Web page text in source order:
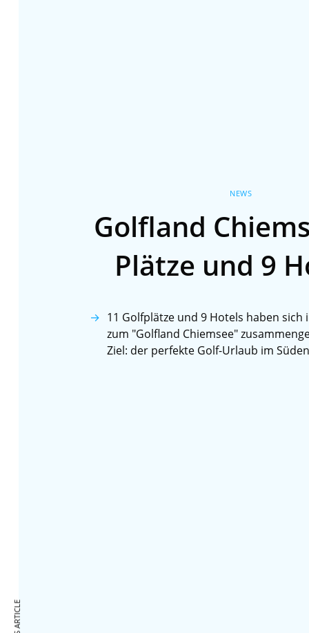
NEWS
Golfland
Plätze und 9
11 Golfplätze und 9 Hotels haben sich
zum "Golfland Chiemsee"
Ziel: der perfekte Golf-Urlaub im